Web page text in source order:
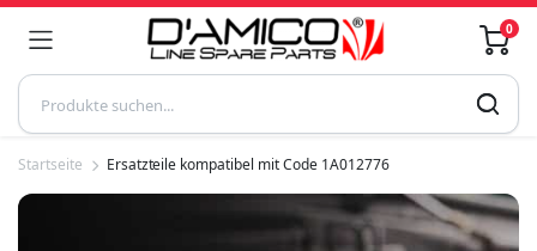
0
Startseite Ersatzteile kompatibel mit Code 1A012776